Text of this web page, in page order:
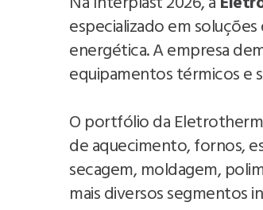
especializado em
energética. A empresa
equipamentos térmicos e
O portfólio da
de aquecimento, fornos,
secagem, moldagem,
mais diversos segmentos